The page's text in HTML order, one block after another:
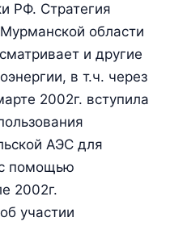
РФ. Стратегия
области
и другие
в т.ч. через
2002г. вступила
АЭС для
помощью
2002г.
участии